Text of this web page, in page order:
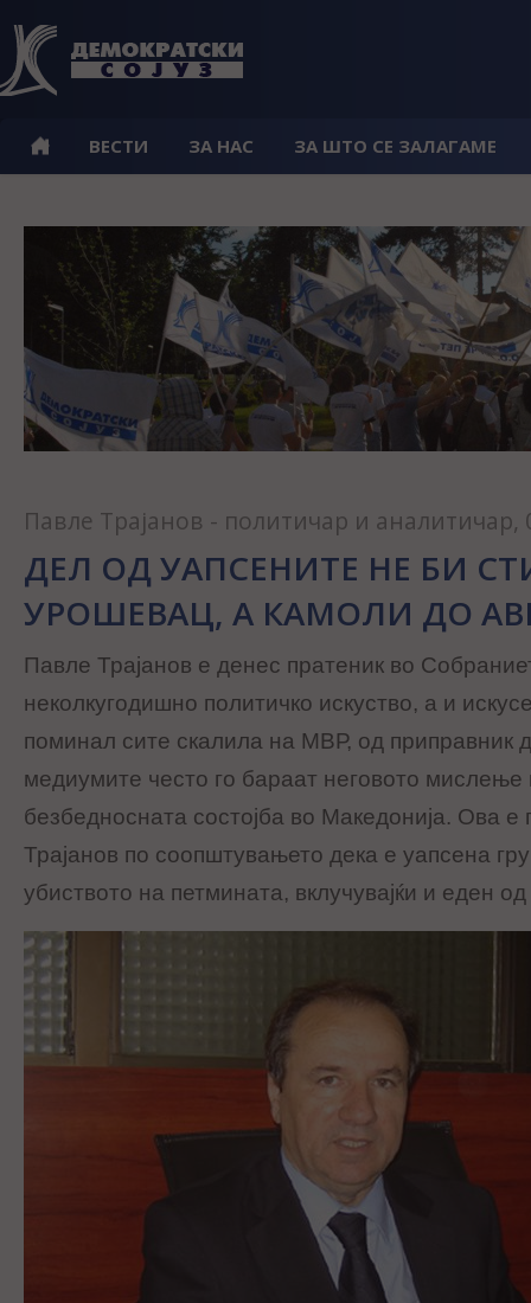
ВЕСТИ ЗА НАС ЗА ШТО СЕ ЗАЛАГАМЕ
Павле Трајанов - политичар и аналитичар,
ДЕЛ ОД УАПСЕНИТЕ НЕ БИ
УРОШЕВАЦ, А КАМОЛИ ДО
Павле Трајанов е денес пратеник во
неколкугодишно политичко искуство, а и
поминал сите скалила на МВР, од приправник
медиумите често го бараат неговото мислење
безбедносната состојба во Македонија. Ова е
Трајанов по соопштувањето дека е уапсена
убиството на петмината, вклучувајќи и еден